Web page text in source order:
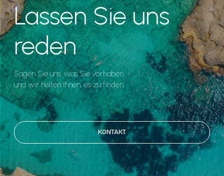
Lassen Sie uns
reden
Sagen Sie uns, was Sie vorhaben
und wir helfen Ihnen, es zu finden.
KONTAKT